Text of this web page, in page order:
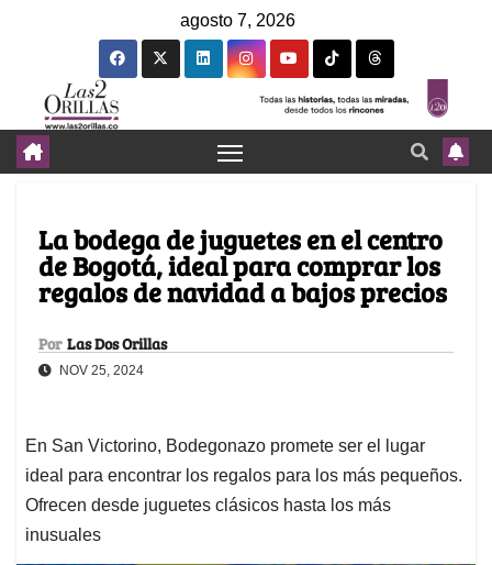
agosto 7, 2026
La bodega de juguetes en el centro
de Bogotá, ideal para comprar los
regalos de navidad a bajos precios
Por Las Dos Orillas
NOV 25, 2024
En San Victorino, Bodegonazo promete ser el lugar
ideal para encontrar los regalos para los más pequeños.
Ofrecen desde juguetes clásicos hasta los más
inusuales